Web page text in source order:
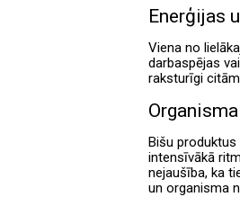
Enerģijas
Viena no
darbaspējas
raksturīgi
Bišu
intensīvākā
nejaušība, ka
un organisma